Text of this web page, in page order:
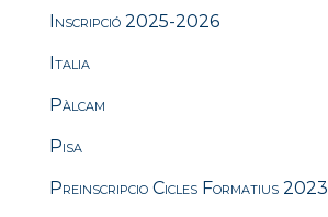
Inscripció 2025-2026
Italia
Pàlcam
Pisa
Preinscripcio Cicles Formatius 2023